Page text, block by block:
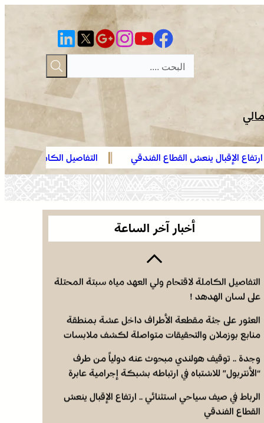
الفندقي
التفاصيل الكاملة لاقتحام ولي العهد مياه سبتة
الهدهد !
أخبار آخر الساعة
العثور على جثة مقطعة الأطراف داخل عشة بمنطقة
منابع بوزملان والتحقيقات متواصلة لكشف ملابسات
الجريمة
“الأنتربول” للاشتباه في ارتباطه بشبكة إجرامية عابرة
الرباط في صيف سياحي استثنائي .. ارتفاع الإقبال ينعش
التفاصيل الكاملة لاقتحام ولي العهد مياه سبتة المحتلة
على لسان الهدهد !
العثور على جثة مقطعة الأطراف داخل عشة بمنطقة
منابع بوزملان والتحقيقات متواصلة لكشف ملابسات
وجدة .. توقيف هولندي مبحوث عنه دولياً من طرف
“الأنتربول” للاشتباه في ارتباطه بشبكة إجرامية عابرة
الرباط في صيف سياحي استثنائي .. ارتفاع الإقبال ينعش
القطاع الفندقي